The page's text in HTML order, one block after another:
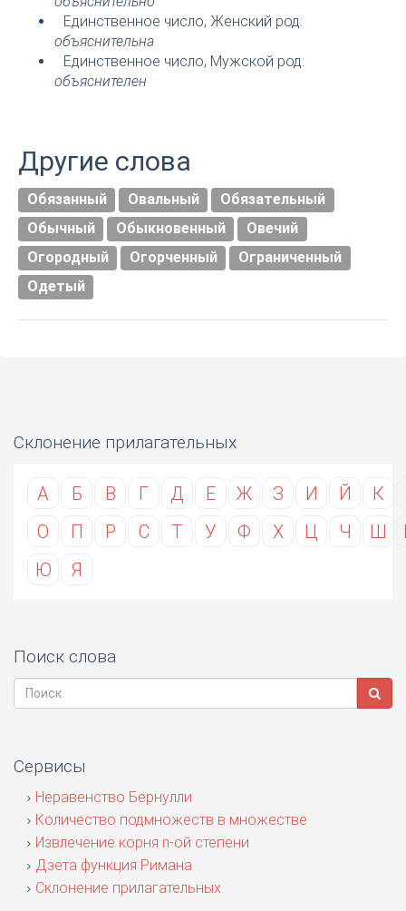
Единственное число, Женский род:
объяснительна
Единственное число, Мужской род:
объяснителен
Другие слова
Обязанный Овальный
Обязательный
Обычный
Обыкновенный
Овечий
Огородный
Огорченный
Ограниченный
Одетый
Склонение прилагательных
А Б В Г Д Е Ж З И Й К
О
П Р С Т У Ф Х Ц Ч Ш
Ю
Я
Поиск слова
Сервисы
Неравенство Бернулли
Количество подмножеств в множестве
Извлечение корня n-ой степени
Дзета функция Римана
Склонение прилагательных